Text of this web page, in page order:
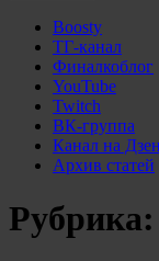
Boosty
ТГ-канал
Финалкоблог
YouTube
Twitch
ВК-группа
Канал на
Архив статей
Рубрика: